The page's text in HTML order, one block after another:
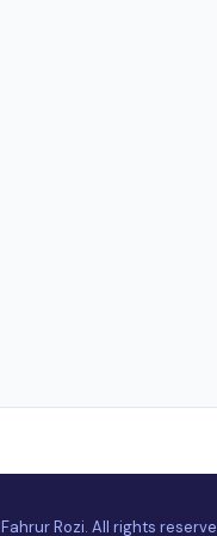
Fahrur Rozi. All rights